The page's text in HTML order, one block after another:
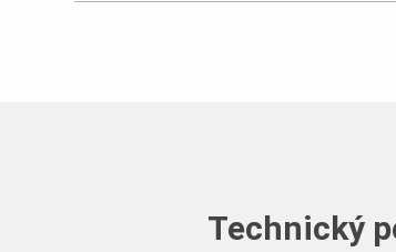
Technický